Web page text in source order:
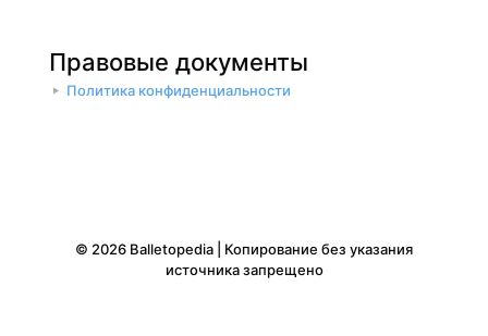
Правовые документы
Политика конфиденциальности
© 2026 Balletopedia | Копирование без указания
источника запрещено